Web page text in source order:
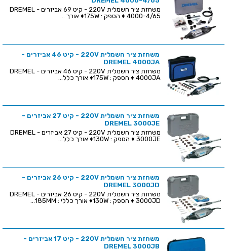
משחזת ציר חשמלית 220V - קיט 69 אביזרים - DREMEL
4000-4/65 ♦ הספק : 175W♦ אורך ...
משחזת ציר חשמלית 220V - קיט 46 אביזרים -
DREMEL 4000JA
משחזת ציר חשמלית 220V - קיט 46 אביזרים - DREMEL
4000JA ♦ הספק : 175W♦ אורך כלל...
משחזת ציר חשמלית 220V - קיט 27 אביזרים -
DREMEL 3000JE
משחזת ציר חשמלית 220V - קיט 27 אביזרים - DREMEL
3000JE ♦ הספק : 130W♦ אורך כלל...
משחזת ציר חשמלית 220V - קיט 26 אביזרים -
DREMEL 3000JD
משחזת ציר חשמלית 220V - קיט 26 אביזרים - DREMEL
3000JD ♦ הספק : 130W♦ אורך כללי : 185MM...
משחזת ציר חשמלית 220V - קיט 17 אביזרים -
DREMEL 3000JB